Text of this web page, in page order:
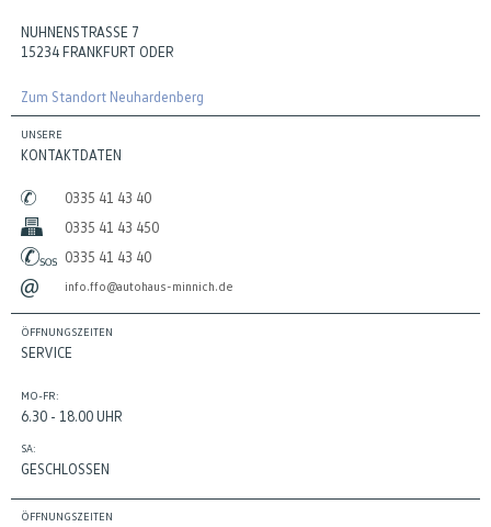
NUHNENSTRASSE 7
15234 FRANKFURT ODER
Zum Standort Neuhardenberg
UNSERE
KONTAKTDATEN
0335 41 43 40
0335 41 43 450
0335 41 43 40
info.ffo@autohaus-minnich.de
ÖFFNUNGSZEITEN
SERVICE
MO-FR:
6.30 - 18.00 UHR
SA:
GESCHLOSSEN
ÖFFNUNGSZEITEN